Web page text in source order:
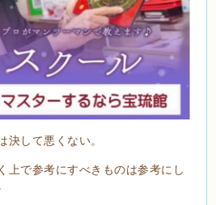
決して悪くない。
上で参考にすべきものは参考にし